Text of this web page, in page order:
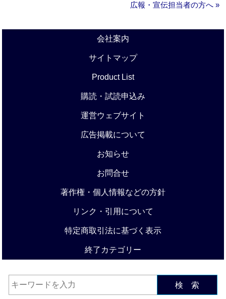
広報・宣伝担当者の方へ »
会社案内
サイトマップ
Product List
購読・試読申込み
運営ウェブサイト
広告掲載について
お知らせ
お問合せ
著作権・個人情報などの方針
リンク・引用について
特定商取引法に基づく表示
終了カテゴリー
検 索